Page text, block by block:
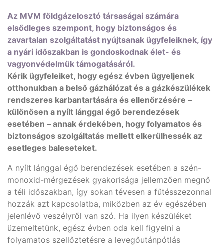
Az MVM földgázelosztó társaságai számára
elsődleges szempont, hogy biztonságos és
zavartalan szolgáltatást nyújtsanak ügyfeleiknek, így
a nyári időszakban is gondoskodnak élet- és
vagyonvédelmük támogatásáról.
Kérik ügyfeleiket, hogy egész évben ügyeljenek
otthonukban a belső gázhálózat és a gázkészülékek
rendszeres karbantartására és ellenőrzésére –
különösen a nyílt lánggal égő berendezések
esetében – annak érdekében, hogy folyamatos és
biztonságos szolgáltatás mellett elkerülhessék az
esetleges baleseteket.
A nyílt lánggal égő berendezések esetében a szén-
monoxid-mérgezések gyakorisága jellemzően megnő
a téli időszakban, így sokan tévesen a fűtésszezonnal
hozzák azt kapcsolatba, miközben az év egészében
jelenlévő veszélyről van szó. Ha ilyen készüléket
üzemeltetünk, egész évben oda kell figyelni a
folyamatos szellőztetésre a levegőutánpótlás